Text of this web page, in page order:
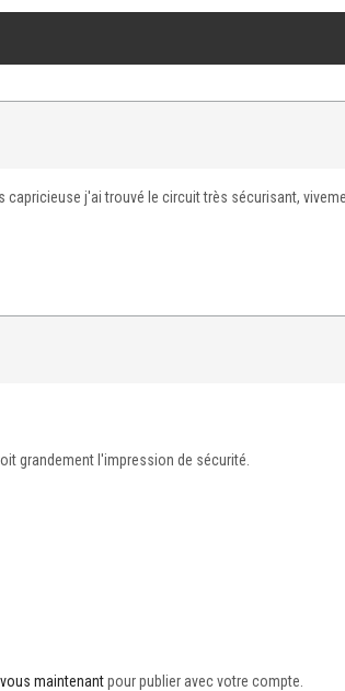
j'ai trouvé le circuit très sécurisant,
grandement l'impression de sécurité.
maintenantpour publier avec votre compte.